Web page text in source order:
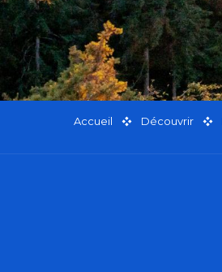
Accueil Découvrir